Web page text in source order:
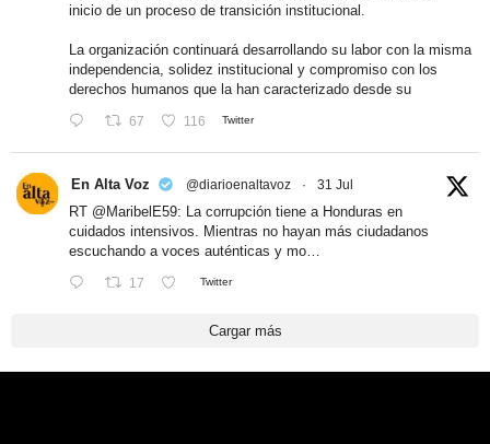
inicio de un proceso de transición institucional.
La organización continuará desarrollando su labor con la misma
independencia, solidez institucional y compromiso con los
derechos humanos que la han caracterizado desde su
67 116 Twitter
En Alta Voz @diarioenaltavoz · 31 Jul
RT @MaribelE59: La corrupción tiene a Honduras en
cuidados intensivos. Mientras no hayan más ciudadanos
escuchando a voces auténticas y mo…
17 Twitter
Cargar más